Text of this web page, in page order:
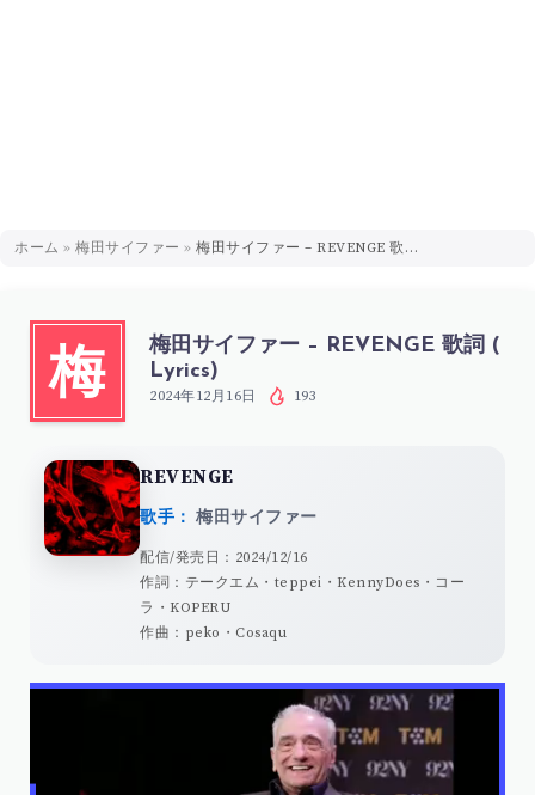
ホーム » 梅田サイファー » 梅田サイファー – REVENGE 歌詞 ( Lyrics)
梅
梅田サイファー – REVENGE 歌詞 (
Lyrics)
2024年12月16日 193
REVENGE
歌手： 梅田サイファー
配信/発売日：2024/12/16
作詞：テークエム・teppei・KennyDoes・コー
ラ・KOPERU
作曲：peko・Cosaqu